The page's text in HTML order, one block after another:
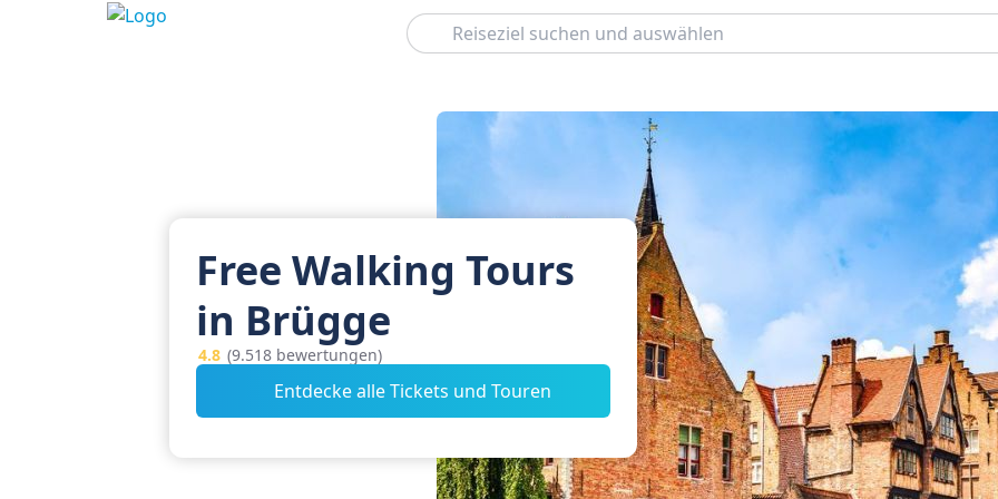
Suchen
Free Walking Tours
in Brügge
4.8 (9.518 bewertungen)
Entdecke alle Tickets und Touren